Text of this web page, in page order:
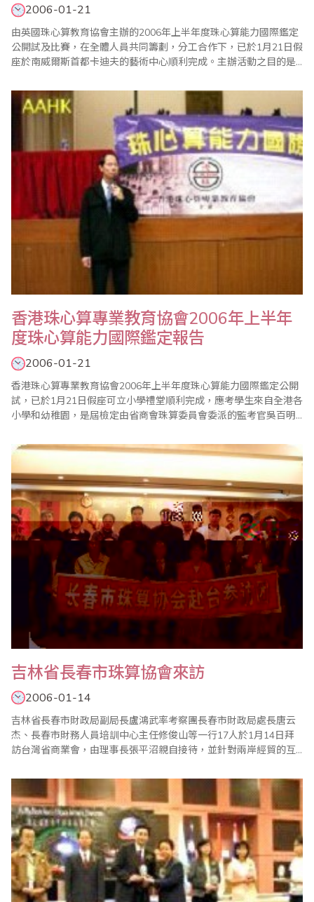
2006-01-21
由英國珠心算教育協會主辦的2006年上半年度珠心算能力國際鑑定
公開試及比賽，在全體人員共同籌劃，分工合作下，已於1月21日假
座於南威爾斯首都卡迪夫的藝術中心順利完成。主辦活動之目的是
樂趣，同時希望透過比賽形式增進小朋友實力，進而培養其榮譽
感，加上規模嚴緊的檢定制度，可以幫助他們確認珠算和心算的國
際水平和程度。本會衷心感謝台灣省商業會珠算委員..
香港珠心算專業教育協會2006年上半年
度珠心算能力國際鑑定報告
2006-01-21
香港珠心算專業教育協會2006年上半年度珠心算能力國際鑑定公開
試，已於1月21日假座可立小學禮堂順利完成，應考學生來自全港各
小學和幼稚園，是屆檢定由省商會珠算委員會委派的監考官吳百明
幫助學員確認珠算和心算的國際水平和程度，亦能真正反影他們的
能力和提升小朋友的腦力智慧；本會為有效地確立檢定的標準制
度，特別增設了網上在線檢定系统，考生可透過網上..
吉林省長春市珠算協會來訪
2006-01-14
吉林省長春市財政局副局長盧鴻武率考察團長春市財政局處長唐云
杰、長春市財務人員培訓中心主任修俊山等一行17人於1月14日拜
訪台灣省商業會，由理事長張平沼親自接待，並針對兩岸經貿的互
誼。